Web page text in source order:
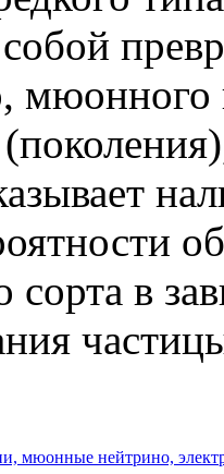
сорта в
мюонные нейтрино,